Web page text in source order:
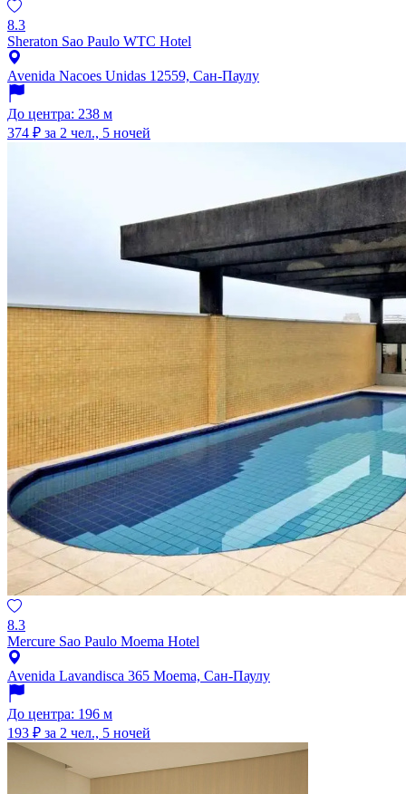
8.3
Sheraton Sao Paulo WTC Hotel
Avenida Nacoes Unidas 12559, Сан-Паулу
До центра: 238 м
374 ₽ за 2 чел., 5 ночей
8.3
Mercure Sao Paulo Moema Hotel
Avenida Lavandisca 365 Moema, Сан-Паулу
До центра: 196 м
193 ₽ за 2 чел., 5 ночей